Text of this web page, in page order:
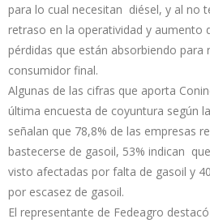
para lo cual necesitan diésel, y al no
retraso en la operatividad y aumento
pérdidas que están absorbiendo para
consumidor final.
Algunas de las cifras que aporta
última encuesta de coyuntura según
señalan que 78,8% de las empresas
bastecerse de gasoil, 53% indican
visto afectadas por falta de gasoil y
por escasez de gasoil.
El representante de Fedeagro